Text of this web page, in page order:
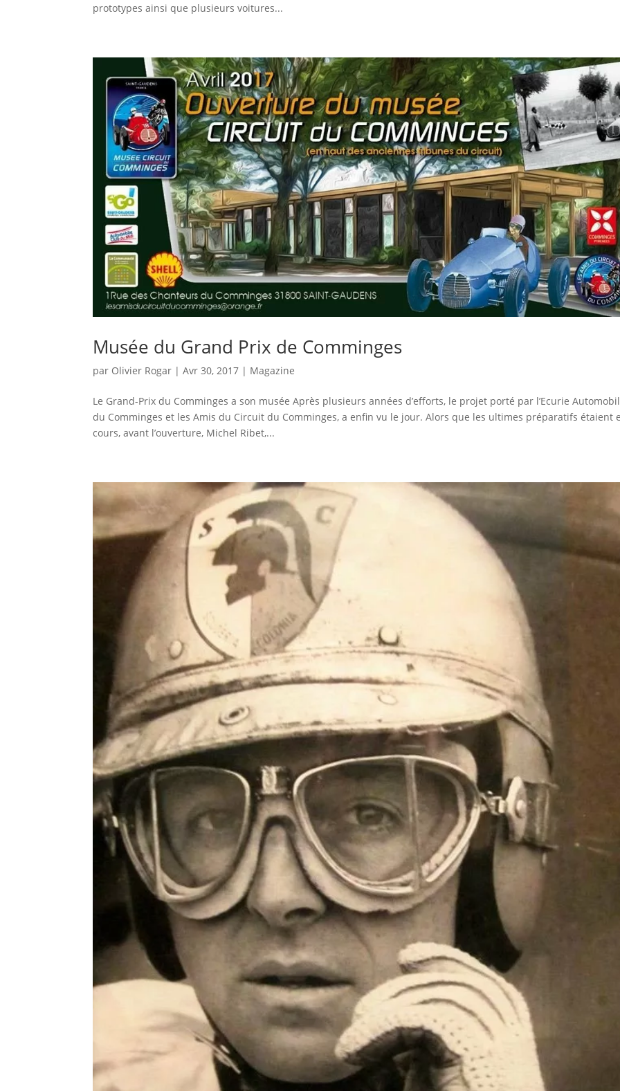
prototypes ainsi que plusieurs voitures...
Musée du Grand Prix de Comminges
par Olivier Rogar |Avr 30, 2017 | Magazine
Le Grand-Prix du Comminges a son musée Après plusieurs années d’efforts, le projet porté par l’Ecurie
du Comminges et les Amis du Circuit du Comminges, a enfin vu le jour. Alors que les ultimes préparatifs étaient
cours, avant l’ouverture, Michel Ribet,...